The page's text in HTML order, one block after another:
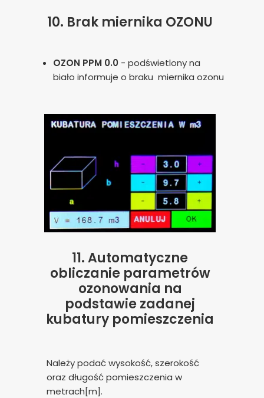
10. Brak miernika OZONU
OZON PPM 0.0 - podświetlony na
biało informuje o braku miernika ozonu
11.Automatyczne
obliczanie parametrów
ozonowania na
podstawie zadanej
kubatury pomieszczenia
Należy podać wysokość, szerokość
oraz długość pomieszczenia w
metrach[m].
analizy ruchu na stronie.
Dostosuj Zezwól na wszystkie